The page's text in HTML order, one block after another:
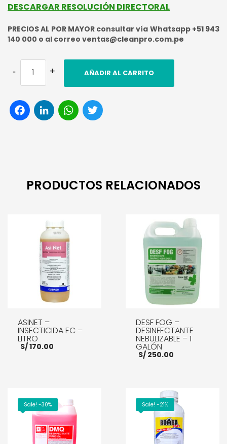
DESCARGAR RESOLUCIÓN DIRECTORAL
PRECIOS AL POR MAYOR consultar vía Whatsapp +51 943
140 000 o al correo ventas@cleanpro.com.pe
AÑADIR AL CARRITO
Facebook
LinkedInWhatsApp
PRODUCTOS RELACIONADOS
ASINET –
INSECTICIDA EC –
LITRO
S/170.00
DESF FOG –
DESINFECTANTE
NEBULIZABLE – 1
GALÓN
S/250.00
AÑADIR AL CARRITO
Sale! -30% Sale! -21%